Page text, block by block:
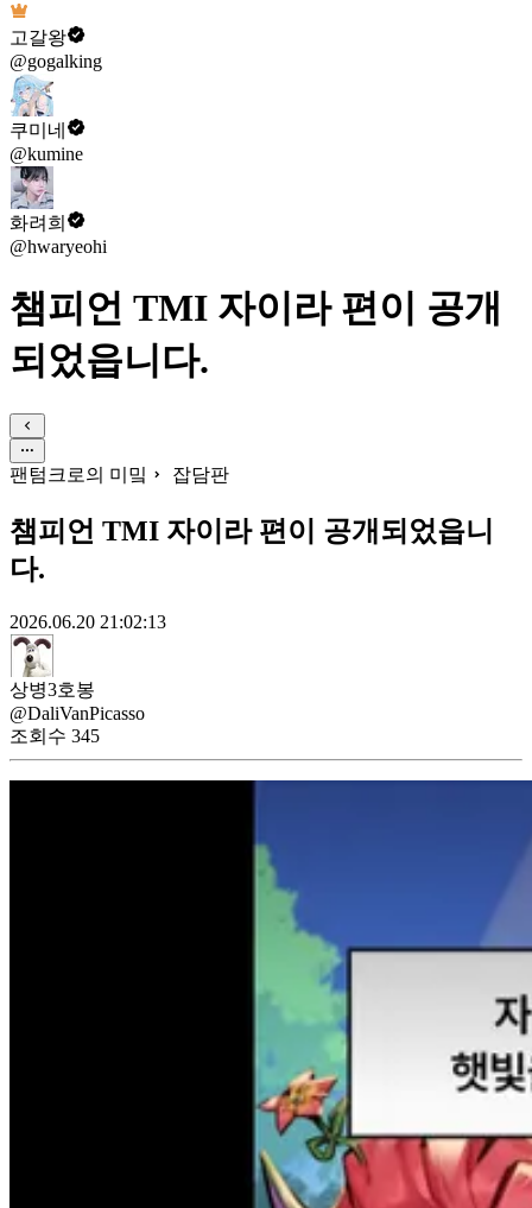
고갈왕
@gogalking
쿠미네
@kumine
화려희
@hwaryeohi
챔피언 TMI 자이라 편이 공개
되었읍니다.
팬텀크로의 미밐 잡담판
챔피언 TMI 자이라 편이 공개되었읍니
다.
2026.06.20 21:02:13
상병3호봉
@DaliVanPicasso
조회수 345